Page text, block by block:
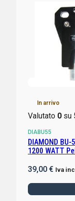
In arrivo
Valutato 0su
DIABU55
DIAMOND BU-55 BALUN 1:1 PER DIPOLI HF/50/70 MHz
1200 WATT
39,00 € Iva